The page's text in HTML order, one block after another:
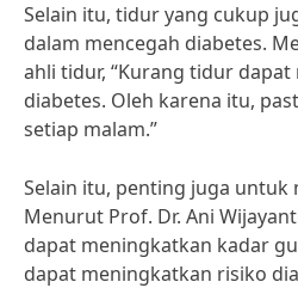
Selain itu, tidur yang cukup
dalam mencegah diabetes.
ahli tidur, “Kurang tidur
diabetes. Oleh karena itu,
setiap malam.”
Selain itu, penting juga untuk
Menurut Prof. Dr. Ani
dapat meningkatkan kadar
dapat meningkatkan risiko